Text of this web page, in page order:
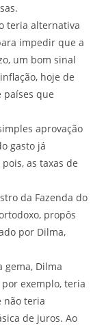
teria alternativa
impedir que a
um bom sinal
hoje de
países que
aprovação
gasto já
as taxas de
da Fazenda do
propôs
por Dilma,
gema, Dilma
exemplo, teria
não teria
de juros. Ao